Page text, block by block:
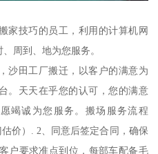
家技巧的员工，利用的计算机网
周到、地为您服务。
沙田工厂搬迁，以客户的满意为
。天天在乎您的认可，您的满意
竭诚为您服务。搬场服务流程
价）. 2、同意后签定合同，确保
户要求准点到位，每部车配备毛